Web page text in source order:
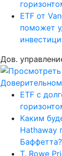
ETF от
поможет
Дов.
ETF с
Каким
Hathaway
Баффетта?
T. Rowe